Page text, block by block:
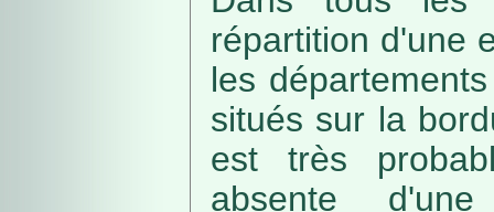
répartition d'une
les
situés sur la
est très
absente